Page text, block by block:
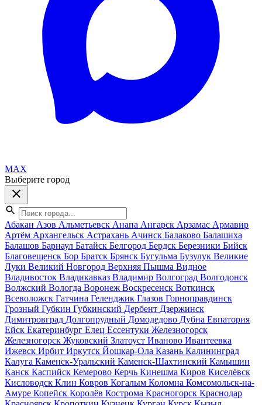
MAX
Выберите город
Абакан Азов Альметьевск Анапа Ангарск Арзамас Армавир
Артём Архангельск Астрахань Ачинск Балаково Балашиха
Балашов Барнаул Батайск Белгород Бердск Березники Бийск
Благовещенск Бор Братск Брянск Бугульма Бузулук Великие
Луки Великий Новгород Верхняя Пышма Видное
Владивосток Владикавказ Владимир Волгоград Волгодонск
Волжский Вологда Воронеж Воскресенск Воткинск
Всеволожск Гатчина Геленджик Глазов Горноправдинск
Грозный Губкин Губкинский Дербент Дзержинск
Димитровград Долгопрудный Домодедово Дубна Евпатория
Ейск Екатеринбург Елец Ессентуки Железногорск
Железногорск Жуковский Златоуст Иваново Ивантеевка
Ижевск Ирбит Иркутск Йошкар-Ола Казань Калининград
Калуга Каменск-Уральский Каменск-Шахтинский Камышин
Канск Каспийск Кемерово Керчь Кинешма Киров Киселёвск
Кисловодск Клин Ковров Когалым Коломна Комсомольск-на-
Амуре Копейск Королёв Кострома Красногорск Краснодар